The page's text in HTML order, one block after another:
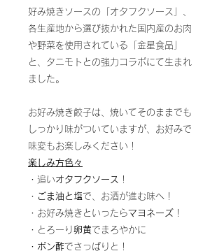
好み焼きソースの「オタフクソース」、
各生産地から選び抜かれた国内産のお肉
や野菜を使用されている「金星食品」
と、タニモトとの強力コラボにて生まれ
ました。
お好み焼き餃子は、焼いてそのままでも
しっかり味がついていますが、お好みで
味変もお楽しみください！
楽しみ方色々
・追いオタフクソース
！
・ ごま油と塩で、お酒が進む味へ！
・お好み焼きといったらマヨネーズ ！
・とろーり卵黄でまろやかに
・ ポン酢でさっぱりと！